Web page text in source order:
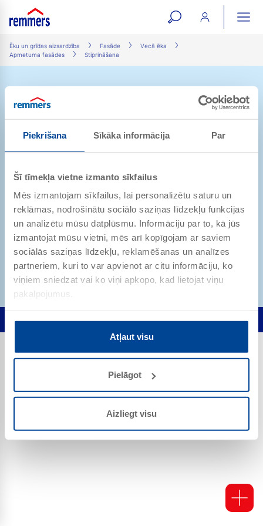
Piekrišana Sīkāka informācija Par
Šī tīmekļa vietne izmanto sīkfailus
Mēs izmantojam sīkfailus, lai personalizētu saturu un
reklāmas, nodrošinātu sociālo saziņas līdzekļu funkcijas
un analizētu mūsu datplūsmu. Informāciju par to, kā jūs
izmantojat mūsu vietni, mēs arī kopīgojam ar saviem
sociālās saziņas līdzekļu, reklamēšanas un analīzes
partneriem, kuri to var apvienot ar citu informāciju, ko
viņiem sniedzat vai ko viņi apkopo, kad lietojat viņu
pakalpojumus.
Atļaut visu
Pielāgot
Aizliegt visu
open
search
form
Ēku un grīdas aizsardzība Fasāde
Vecā ēka
Apmetuma fasādes
Stiprināšana
Strēlnieku iela 9-8
Latvija
pasutijumi@remmers.com
+ 371 29232361
Draudzēsimies
Abonējiet mūsu kanālu!
Privātuma noteikumi Sīkdatnes